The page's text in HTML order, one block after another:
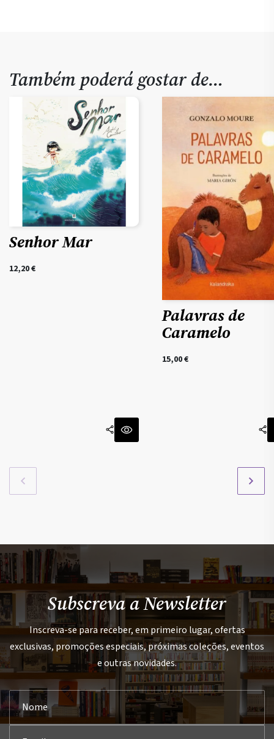
Também poderá gostar de…
Senhor Mar
12,20€
Palavras de
Caramelo
15,00€
Subscreva a Newsletter
Inscreva-se para receber, em primeiro lugar, ofertas
exclusivas, promoções especiais, próximas coleções, eventos
e outras novidades.